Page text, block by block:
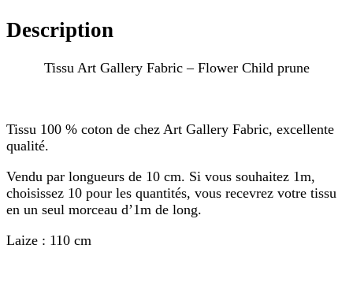
Description
Tissu Art Gallery Fabric – Flower Child prune
Tissu 100 % coton de chez Art Gallery Fabric, excellente
qualité.
Vendu par longueurs de 10 cm. Si vous souhaitez 1m,
choisissez 10 pour les quantités, vous recevrez votre tissu
en un seul morceau d’1m de long.
Laize : 110 cm